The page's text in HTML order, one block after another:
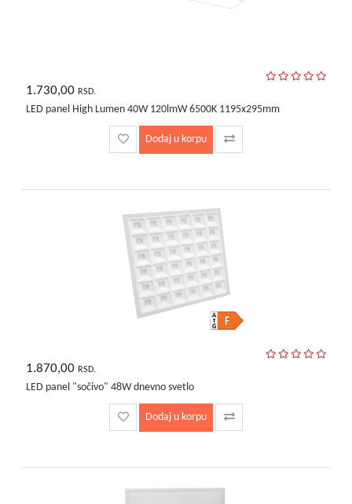
1.730,00 RSD.
LED panel High Lumen 40W 120lmW 6500K 1195x295mm
Dodaj u korpu
1.870,00 RSD.
LED panel "sočivo" 48W dnevno svetlo
Dodaj u korpu